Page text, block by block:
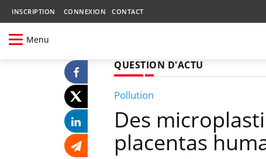
INSCRIPTION CONNEXION CONTACT
Menu
QUESTION D'ACTU
Pollution
Des
placentas